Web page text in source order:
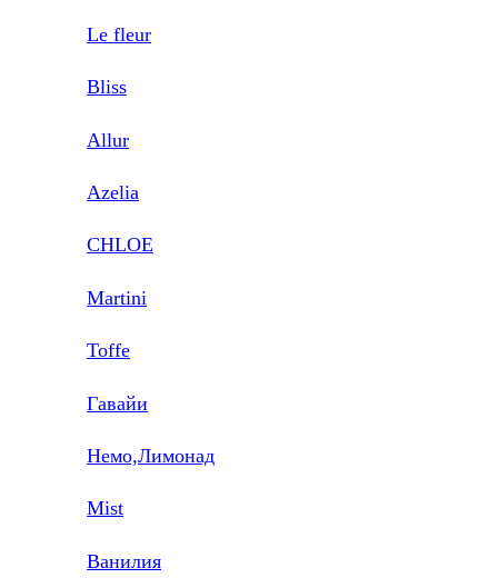
Le fleur
Bliss
Allur
Azelia
CHLOE
Martini
Toffe
Гавайи
Немо,Лимонад
Mist
Ванилия